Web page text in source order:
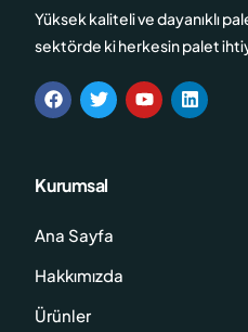
Yüksek kaliteli ve dayanıklı
sektörde ki herkesin palet
Kurumsal
Ana Sayfa
Hakkımızda
Ürünler